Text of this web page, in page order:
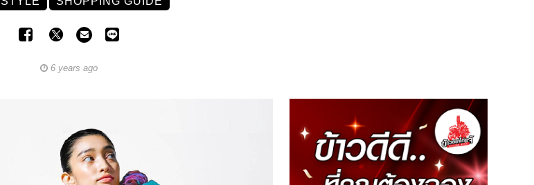
6 years ago